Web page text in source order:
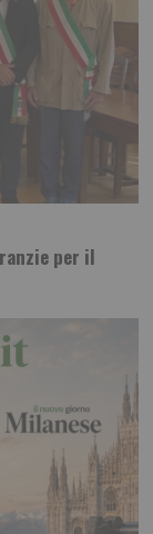
per il